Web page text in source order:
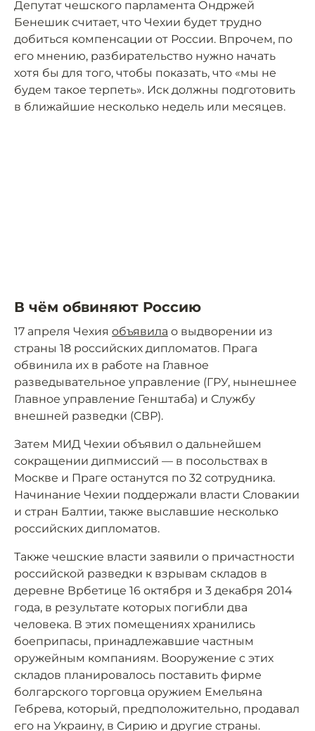
Депутат чешского парламента Ондржей
Бенешик считает, что Чехии будет трудно
добиться компенсации от России. Впрочем, по
его мнению, разбирательство нужно начать
хотя бы для того, чтобы показать, что «мы не
будем такое терпеть». Иск должны подготовить
в ближайшие несколько недель или месяцев.
В чём обвиняют Россию
17 апреля Чехия объявила о выдворении из
страны 18 российских дипломатов. Прага
обвинила их в работе на Главное
разведывательное управление (ГРУ, нынешнее
Главное управление Генштаба) и Службу
внешней разведки (СВР).
Затем МИД Чехии объявил о дальнейшем
сокращении дипмиссий — в посольствах в
Москве и Праге останутся по 32 сотрудника.
Начинание Чехии поддержали власти Словакии
и стран Балтии, также выславшие несколько
российских дипломатов.
Также чешские власти заявили о причастности
российской разведки к взрывам складов в
деревне Врбетице 16 октября и 3 декабря 2014
года, в результате которых погибли два
человека. В этих помещениях хранились
боеприпасы, принадлежавшие частным
оружейным компаниям. Вооружение с этих
складов планировалось поставить фирме
болгарского торговца оружием Емельяна
Гебрева, который, предположительно, продавал
его на Украину, в Сирию и другие страны.